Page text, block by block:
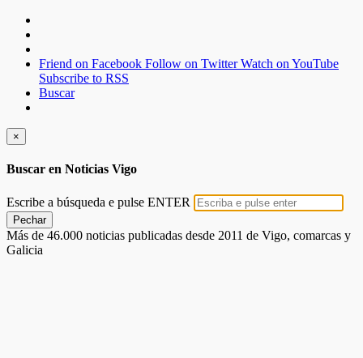
Friend on Facebook Follow on Twitter Watch on YouTube
Subscribe to RSS
Buscar
×
Buscar en Noticias Vigo
Escribe a búsqueda e pulse ENTER
Pechar
Más de 46.000 noticias publicadas desde 2011 de Vigo, comarcas y
Galicia